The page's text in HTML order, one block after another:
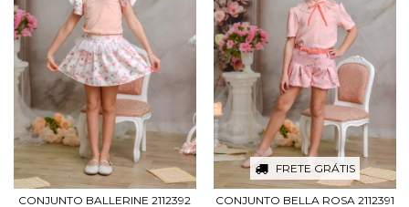
CONJUNTO BALLERINE 2112392
FRETE GRÁTIS
CONJUNTO BELLA ROSA 2112391